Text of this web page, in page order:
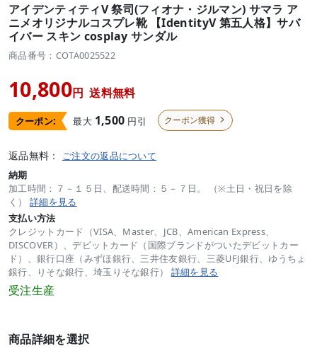
アイデンティティV 祭司(フィオナ・ジルマン) サマラ ア
ニメオリジナルコスプレ靴 【IdentityV 第五人格】サバ
イバー スキン cosplay サンダル
商品番号：COTA0025522
10,800円 送料無料
クーポン: 最大 1,500 円引 クーポン獲得 
返品無料： ご注文の返品について
納期
加工時間：７－１５日、配送時間：５－７日。 （※土日・祝日を除
く） 詳細を見る
支払い方法
クレジットカード（VISA、Master、JCB、American Express、
DISCOVER）、デビットカード（国際ブランドがついたデビットカー
ド）、銀行口座（みずほ銀行、三井住友銀行、三菱UFJ銀行、ゆうちょ
銀行、りそな銀行、埼玉りそな銀行） 詳細を見る
受注生産
商品詳細を選択